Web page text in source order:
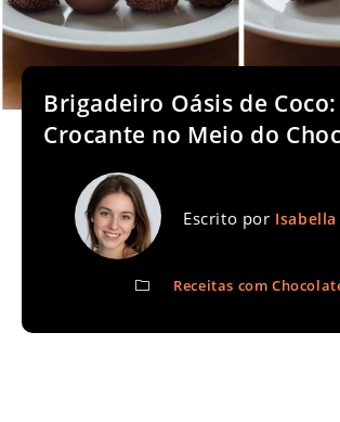
Brigadeiro Oásis de
Crocante no Meio do
Escrito por Isabella
Receitas com